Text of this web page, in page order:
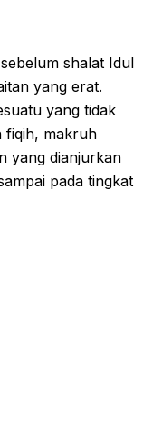
shalat Idul
yang erat.
yang tidak
fiqih, makruh
yang dianjurkan
pada tingkat